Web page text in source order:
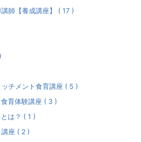
師【養成講座】 ( 17 )
チメント食育講座 ( 5 )
育体験講座 ( 3 )
は？ ( 1 )
座 ( 2 )